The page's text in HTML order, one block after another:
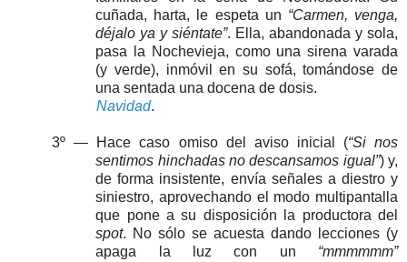
cuñada, harta, le espeta un “Carmen, venga,
déjalo ya y siéntate”. Ella, abandonada y sola,
pasa la Nochevieja, como una sirena varada
(y verde), inmóvil en su sofá, tomándose de
una sentada una docena de dosis.
Navidad.
3º — Hace caso omiso del aviso inicial (“Si nos
sentimos hinchadas no descansamos igual”) y,
de forma insistente, envía señales a diestro y
siniestro, aprovechando el modo multipantalla
que pone a su disposición la productora del
spot. No sólo se acuesta dando lecciones (y
apaga la luz con un “mmmmmm”